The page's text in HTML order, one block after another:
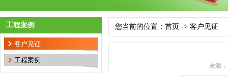
工程案例
客户见证
工程案例
您当前的位置： 首页 -> 客户见证
来源